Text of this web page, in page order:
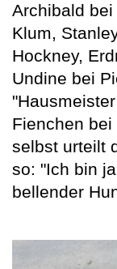
Archibald
Klum,
Hockney,
Undine bei
Fienchen
selbst urteilt
so: "Ich bin
bellender